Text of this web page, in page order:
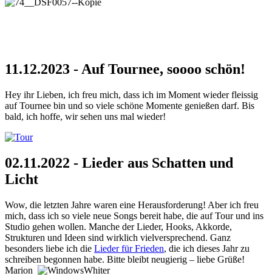
11.12.2023 - Auf Tournee, soooo schön!
Hey ihr Lieben, ich freu mich, dass ich im Moment wieder fleissig
auf Tournee bin und so viele schöne Momente genießen darf. Bis
bald, ich hoffe, wir sehen uns mal wieder!
02.11.2022 - Lieder aus Schatten und
Licht
Wow, die letzten Jahre waren eine Herausforderung! Aber ich freu
mich, dass ich so viele neue Songs bereit habe, die auf Tour und ins
Studio gehen wollen. Manche der Lieder, Hooks, Akkorde,
Strukturen und Ideen sind wirklich vielversprechend. Ganz
besonders liebe ich die Lieder für Frieden, die ich dieses Jahr zu
schreiben begonnen habe. Bitte bleibt neugierig – liebe Grüße!
Marion